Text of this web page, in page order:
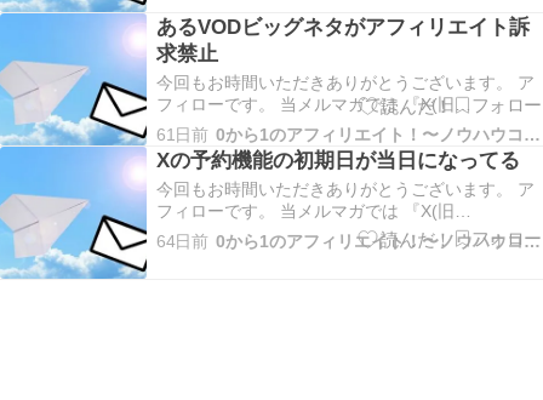
「オートパイロットプロジェクト」 が開催…
あるVODビッグネタがアフィリエイト訴
求禁止
今回もお時間いただきありがとうございます。 ア
フィローです。 当メルマガでは 『X(旧
Twitter)×VODブログを活用したアフィリエイト』
についてだったり やった事、起きた事、考えた事
などお伝えしていきます！ メルマガアフィリの
「オートパイロットプロジェクト」 が開催…
61日前 0から1のアフィリエイト！〜ノウハウコレクター脱出〜
Xの予約機能の初期日が当日になってる
今回もお時間いただきありがとうございます。 ア
フィローです。 当メルマガでは 『X(旧
Twitter)×VODブログを活用したアフィリエイト』
についてだったり やった事、起きた事、考えた事
64日前 0から1のアフィリエイト！〜ノウハウコレクター脱出〜